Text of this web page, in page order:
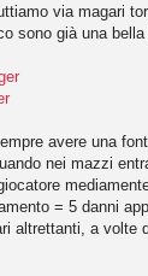
via magari
sono già una
avere una
nei mazzi
= 5 danni
altrettanti, a volte